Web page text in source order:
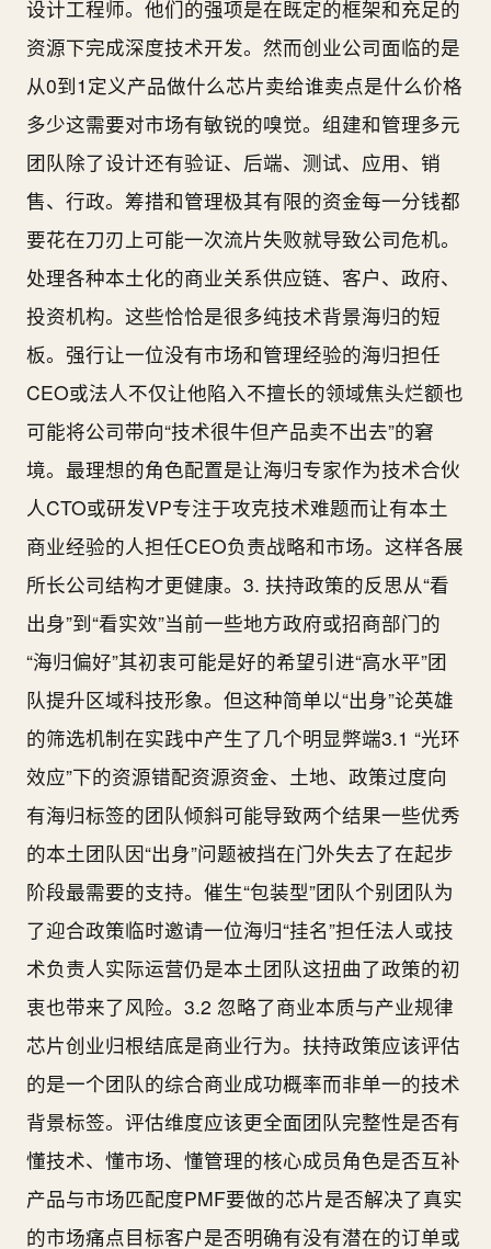
设计工程师。他们的强项是在既定的框架和充足的
资源下完成深度技术开发。然而创业公司面临的是
从0到1定义产品做什么芯片卖给谁卖点是什么价格
多少这需要对市场有敏锐的嗅觉。组建和管理多元
团队除了设计还有验证、后端、测试、应用、销
售、行政。筹措和管理极其有限的资金每一分钱都
要花在刀刃上可能一次流片失败就导致公司危机。
处理各种本土化的商业关系供应链、客户、政府、
投资机构。这些恰恰是很多纯技术背景海归的短
板。强行让一位没有市场和管理经验的海归担任
CEO或法人不仅让他陷入不擅长的领域焦头烂额也
可能将公司带向“技术很牛但产品卖不出去”的窘
境。最理想的角色配置是让海归专家作为技术合伙
人CTO或研发VP专注于攻克技术难题而让有本土
商业经验的人担任CEO负责战略和市场。这样各展
所长公司结构才更健康。3. 扶持政策的反思从“看
出身”到“看实效”当前一些地方政府或招商部门的
“海归偏好”其初衷可能是好的希望引进“高水平”团
队提升区域科技形象。但这种简单以“出身”论英雄
的筛选机制在实践中产生了几个明显弊端3.1 “光环
效应”下的资源错配资源资金、土地、政策过度向
有海归标签的团队倾斜可能导致两个结果一些优秀
的本土团队因“出身”问题被挡在门外失去了在起步
阶段最需要的支持。催生“包装型”团队个别团队为
了迎合政策临时邀请一位海归“挂名”担任法人或技
术负责人实际运营仍是本土团队这扭曲了政策的初
衷也带来了风险。3.2 忽略了商业本质与产业规律
芯片创业归根结底是商业行为。扶持政策应该评估
的是一个团队的综合商业成功概率而非单一的技术
背景标签。评估维度应该更全面团队完整性是否有
懂技术、懂市场、懂管理的核心成员角色是否互补
产品与市场匹配度PMF要做的芯片是否解决了真实
的市场痛点目标客户是否明确有没有潜在的订单或